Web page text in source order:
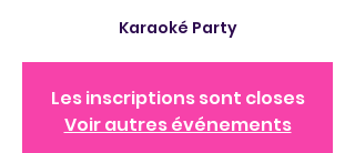
Karaoké Party
Les inscriptions sont closes
Voir autres événements